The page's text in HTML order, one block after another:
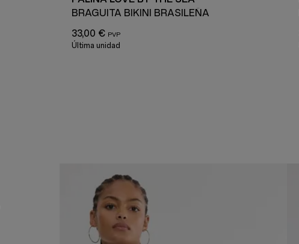
BRAGUITA BIKINI BRASILEÑA
33,00 €
Última unidad